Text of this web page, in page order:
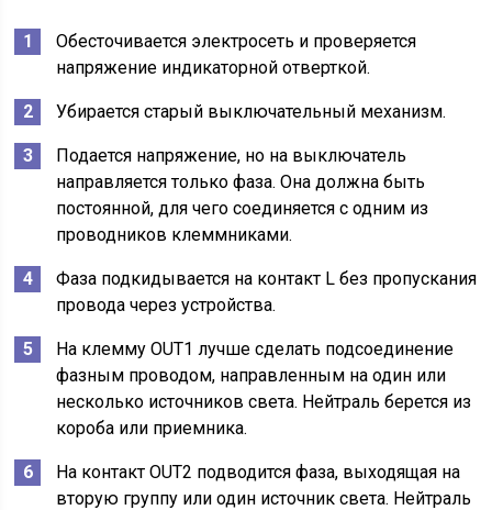
Обесточивается электросеть и проверяется
напряжение индикаторной отверткой.
Убирается старый выключательный механизм.
Подается напряжение, но на выключатель
направляется только фаза. Она должна быть
постоянной, для чего соединяется с одним из
проводников клеммниками.
Фаза подкидывается на контакт L без пропускания
провода через устройства.
На клемму OUT1 лучше сделать подсоединение
фазным проводом, направленным на один или
несколько источников света. Нейтраль берется из
короба или приемника.
На контакт OUT2 подводится фаза, выходящая на
вторую группу или один источник света. Нейтраль